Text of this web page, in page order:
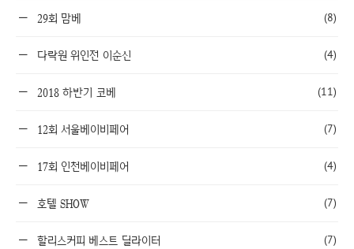
29회 맘베 (8)
다락원 위인전 이순신 (4)
2018 하반기 코베 (11)
12회 서울베이비페어 (7)
17회 인천베이비페어 (4)
호텔 SHOW (7)
할리스커피 베스트 딜라이터 (7)